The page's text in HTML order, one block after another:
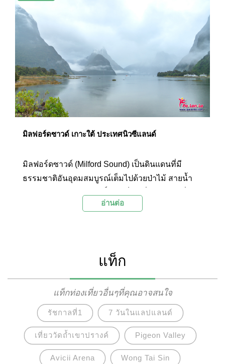
และทะเลสาบ จนได้รับสมญานามว่าทางหลวงมรดก
โลก ระหว่างทางสามารถแวะพักบริเวณจุดชมวิว
ต่างๆ ได้ เช่น บริเวณหุบเขาเอ็กลินตัน และทะเลสาบ
มิเรอร์เลค
มิลฟอร์ดซาวด์ เกาะใต้ ประเทศนิวซีแลนด์
มิลฟอร์ดซาวด์ (Milford Sound) เป็นดินแดนที่มี
ธรรมชาติอันอุดมสมบูรณ์เต็มไปด้วยป่าไม้ สายน้ำ
เที่ยวที่เป็นไฮไลท์ของอุทยานแห่งชาติฟยอร์ดแลนด์
ซ่อนอยู่มาหลายศตวรรษซึ่งในอดีตมีแต่ชาวเมารีที่
เป็นชนพื้นเมืองท้องถิ่นละแวกนี้เท่านั้นที่รู้ทางเข้า
ออกที่นี่ ด้วยเหตุนี้สภาพแวดล้อมของที่นี่จึงยังคงมี
สภาพสมบูรณ์ สดใหม่ สวยงาม และน่าหลงใหล นัก
ท่องเที่ยวนิยมซื้อทัวร์มาเที่ยวชมมิลฟอร์ดซาวด์ โดย
มีทัวร์ให้เลือกหลากหลาย ทั้งแบบทัวร์วันเดียวและ
ทัวร์แบบพักค้างคืน ซึ่งทัวร์มิลฟอร์ดซาวด์ส่วนใหญ่
จะรวมการล่องเรือด้วย แต่ก็ยังมีกิจกรรมอื่นๆ ที่น่า
อ่านต่อ
แท็ก
แท็กท่องเที่ยวอื่นๆที่คุณอาจสนใจ
รัชกาลที่1 7 วันในแลปแลนด์
เที่ยววัดถ้ำเขาปรางค์ Pigeon Valley
Avicii Arena Wong Tai Sin